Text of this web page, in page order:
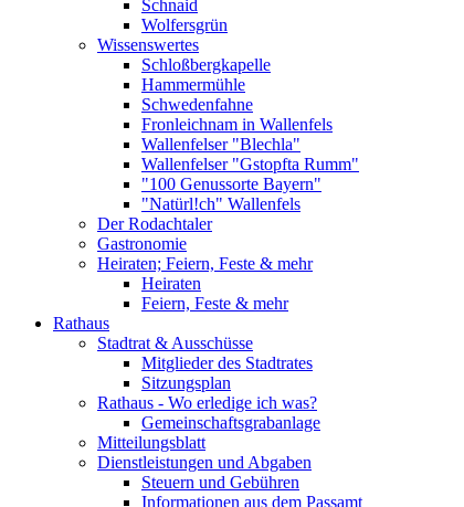
Schnaid
Wolfersgrün
Wissenswertes
Schloßbergkapelle
Hammermühle
Schwedenfahne
Fronleichnam in Wallenfels
Wallenfelser "Blechla"
Wallenfelser "Gstopfta Rumm"
"100 Genussorte Bayern"
"Natürl!ch" Wallenfels
Der Rodachtaler
Gastronomie
Heiraten; Feiern, Feste & mehr
Heiraten
Feiern, Feste & mehr
Rathaus
Stadtrat & Ausschüsse
Mitglieder des Stadtrates
Sitzungsplan
Rathaus - Wo erledige ich was?
Gemeinschaftsgrabanlage
Mitteilungsblatt
Dienstleistungen und Abgaben
Steuern und Gebühren
Informationen aus dem Passamt